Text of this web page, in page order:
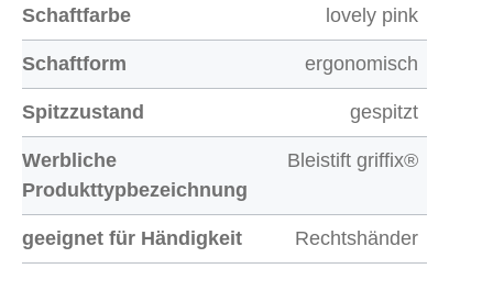
Schaftfarbe lovely pink
Schaftform ergonomisch
Spitzzustand gespitzt
Werbliche
Produkttypbezeichnung
Bleistift griffix®
geeignet für Händigkeit Rechtshänder